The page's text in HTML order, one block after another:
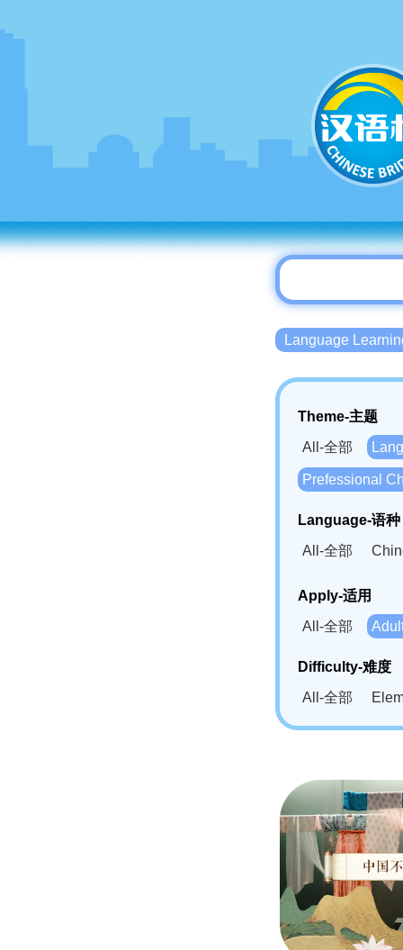
Language
Theme-主题
All-全部
Prefessional
Language-语种
All-全部
Bahasa
Swahili(SW)-
Apply-适用
All-全部
Difficulty-难度
All-全部